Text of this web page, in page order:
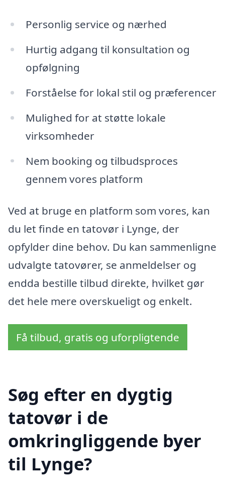
Personlig service og nærhed
Hurtig adgang til konsultation og
opfølgning
Forståelse for lokal stil og præferencer
Mulighed for at støtte lokale
virksomheder
Nem booking og tilbudsproces
gennem vores platform
Ved at bruge en platform som vores, kan
du let finde en tatovør i Lynge, der
opfylder dine behov. Du kan sammenligne
udvalgte tatovører, se anmeldelser og
endda bestille tilbud direkte, hvilket gør
det hele mere overskueligt og enkelt.
Få tilbud, gratis og uforpligtende
Søg efter en dygtig
tatovør i de
omkringliggende byer
til Lynge?